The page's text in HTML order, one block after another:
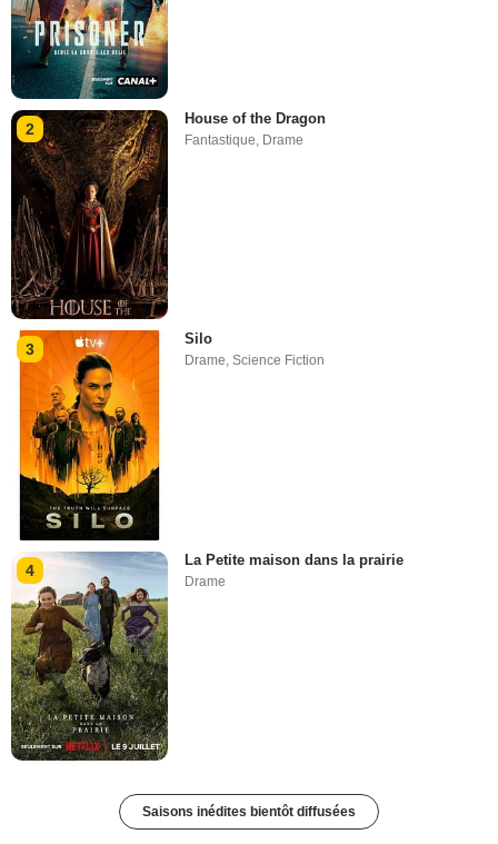
2
House of the Dragon
Fantastique, Drame
3
Silo
Drame,Science Fiction
4
La Petite maison dans la prairie
Drame
Saisons inédites bientôt diffusées